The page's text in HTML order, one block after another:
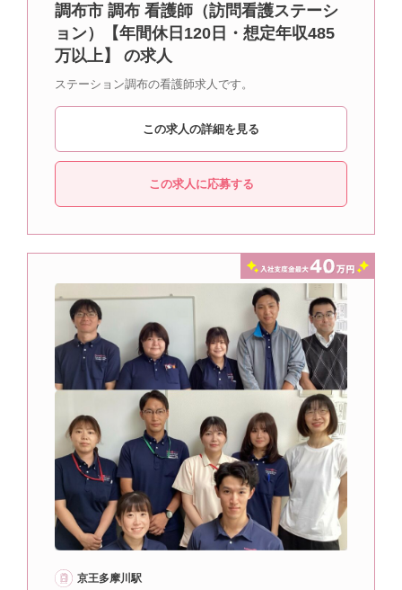
調布市 調布 看護師（訪問看護ステーシ
ョン）【年間休日120日・想定年収485
万以上】 の求人
ステーション調布の看護師求人です。
この求人の詳細を見る
この求人に応募する
京王多摩川駅